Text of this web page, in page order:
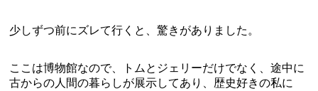
少しずつ前にズレて行くと、驚きがありました。
ここは博物館なので、トムとジェリーだけでなく、途中に
古からの人間の暮らしが展示してあり、歴史好きの私に